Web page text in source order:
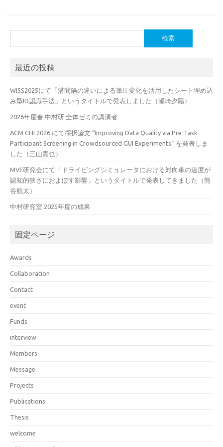
索:
最近の投稿
WISS2025にて「溝間隔の違いによる筆圧変化を活用したシート埋め込
み型ID認識手法」というタイトルで発表しました（瀬崎夕陽）
2026年度春 中村研 全体ゼミの講演者
ACM CHI 2026 にて採択論文 “Improving Data Quality via Pre-Task
Participant Screening in Crowdsourced GUI Experiments” を発表しま
した（三山貴也）
MVE研究会にて「ドライビングシミュレータにおける対向車の速度が
認知的狭さにおよぼす影響」というタイトルで発表してきました（熊
谷航太）
中村研究室 2025年度の成果
固定ページ
Awards
Collaboration
Contact
event
Funds
interview
Members
Message
Projects
Publications
Thesis
welcome